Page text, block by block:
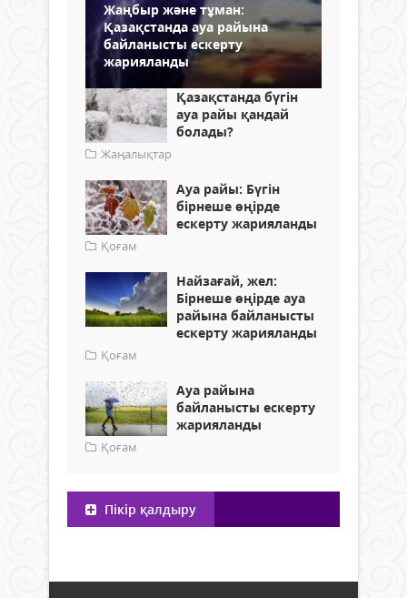
Жаңбыр және тұман:
Қазақстанда ауа райына
байланысты ескерту
жарияланды
Қазақстанда бүгін
ауа райы қандай
болады?
Жаңалықтар
Ауа райы: Бүгін
бірнеше өңірде
ескерту жарияланды
Қоғам
Найзағай, жел:
Бірнеше өңірде ауа
райына байланысты
ескерту жарияланды
Қоғам
Ауа райына
байланысты ескерту
жарияланды
Қоғам
Пікір қалдыру